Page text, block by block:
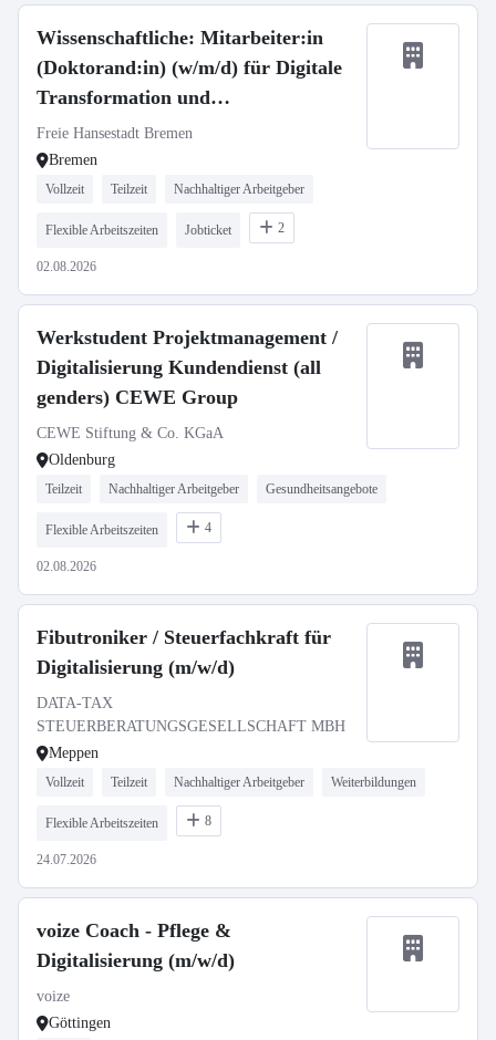
Wissenschaftliche: Mitarbeiter:in
(Doktorand:in) (w/m/d) für Digitale
Transformation und
Nachhaltigkeitsstrategien im
Bauwesen - befristet
Freie Hansestadt Bremen
Bremen
Vollzeit Teilzeit Nachhaltiger Arbeitgeber
Flexible Arbeitszeiten Jobticket 2
02.08.2026
Werkstudent Projektmanagement /
Digitalisierung Kundendienst (all
genders) CEWE Group
CEWE Stiftung & Co. KGaA
Oldenburg
Teilzeit Nachhaltiger Arbeitgeber Gesundheitsangebote
Flexible Arbeitszeiten 4
02.08.2026
Fibutroniker / Steuerfachkraft für
Digitalisierung (m/w/d)
DATA-TAX
STEUERBERATUNGSGESELLSCHAFT MBH
Meppen
Vollzeit Teilzeit Nachhaltiger Arbeitgeber Weiterbildungen
Flexible Arbeitszeiten 8
24.07.2026
voize Coach - Pflege &
Digitalisierung (m/w/d)
voize
Göttingen